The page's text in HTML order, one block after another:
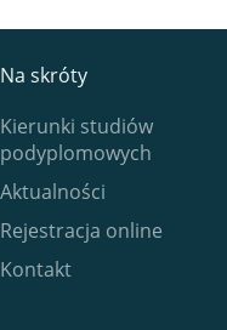
Na skróty
Kierunki studiów
podyplomowych
Aktualności
Rejestracja online
Kontakt